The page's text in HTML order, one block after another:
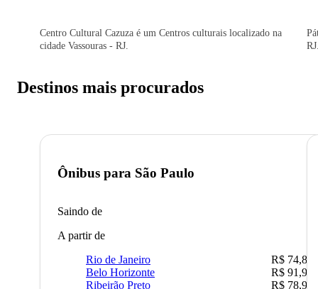
Centro Cultural Cazuza é um Centros culturais localizado na
cidade Vassouras - RJ.
Destinos mais procurados
Ônibus para São Paulo
Saindo de
A partir de
Rio de Janeiro
R$ 74,80
Belo Horizonte
R$ 91,90
Ribeirão Preto
R$ 78,90